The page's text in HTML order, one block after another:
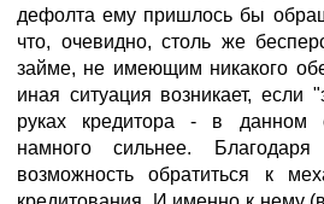
дефолта ему пришлось бы
что, очевидно, столь же
займе, не имеющим никакого
иная ситуация возникает, если
руках кредитора - в данном
намного сильнее. Благодаря
возможность обратиться к